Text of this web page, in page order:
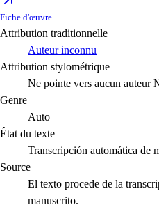
Fiche d'œuvre
Attribution traditionnelle
Auteur inconnu
Attribution stylométrique
Ne pointe vers aucun auteur
Genre
Auto
État du texte
Transcripción automática de
Source
El texto procede de la
manuscrito.